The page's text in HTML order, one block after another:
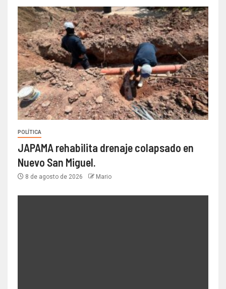
POLÍTICA
JAPAMA rehabilita drenaje colapsado en
Nuevo San Miguel.
8 de agosto de 2026 Mario